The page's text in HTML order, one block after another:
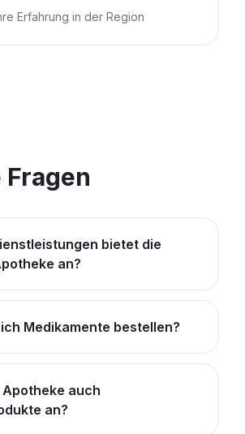
Erfahrung in der Region
bietet die
an?
Medikamente bestellen?
auch
an?